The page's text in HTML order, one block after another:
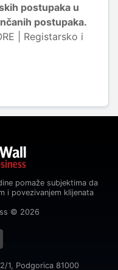
postupaka u
postupaka.
| Registarsko i
pomaže subjektima da
i povezivanjem klijenata
© 2026
1, Podgorica 81000